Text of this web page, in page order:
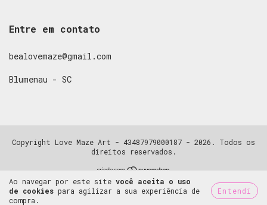
Ao navegar por este site você aceita o uso
de cookies para agilizar a sua experiência de
compra.
Entendi
Entre em contato
bealovemaze@gmail.com
Blumenau - SC
Copyright Love Maze Art - 43487979000187 - 2026. Todos os
direitos reservados.